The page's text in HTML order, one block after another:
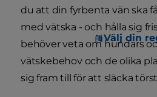
Välj din
du att din fyrbenta vän ska
med vätska - och hålla sig
behöver veta om hundars
vätskebehov och de olika
sig fram till för att släcka